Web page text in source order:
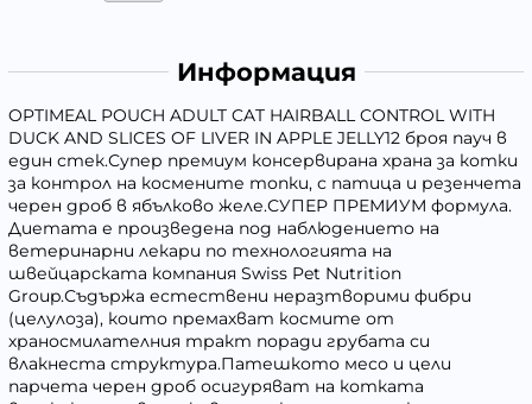
Информация
OPTIMEAL POUCH ADULT CAT HAIRBALL CONTROL WITH
DUCK AND SLICES OF LIVER IN APPLE JELLY12 броя пауч в
един стек.Супер премиум консервирана храна за котки
за контрол на космените топки, с патица и резенчета
черен дроб в ябълково желе.СУПЕР ПРЕМИУМ формула.
Диетата е произведена под наблюдението на
ветеринарни лекари по технологията на
швейцарската компания Swiss Pet Nutrition
Group.Съдържа естествени неразтворими фибри
(целулоза), които премахват космите от
храносмилателния тракт поради грубата си
влакнеста структура.Патешкото месо и цели
парчета черен дроб осигуряват на котката